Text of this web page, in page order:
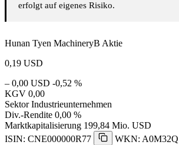
erfolgt auf eigenes Risiko.
Hunan Tyen MachineryB Aktie
0,19 USD
– 0,00 USD -0,52 %
KGV 0,00
Sektor Industrieunternehmen
Div.-Rendite 0,00 %
Marktkapitalisierung 199,84 Mio. USD
ISIN: CNE000000R77
WKN: A0M32Q